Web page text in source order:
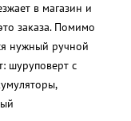
в магазин и
заказа. Помимо
нужный ручной
шуруповерт с